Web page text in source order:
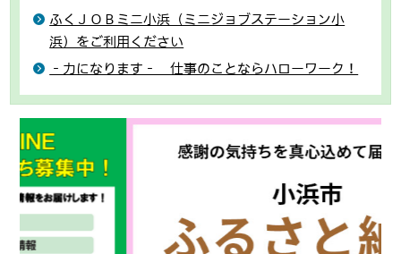
ふくＪＯＢミニ小浜（ミニジョブステーション小
浜）をご利用ください
‐力になります‐ 仕事のことならハローワーク！